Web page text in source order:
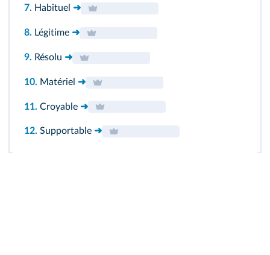
7. Habituel ➜
8. Légitime ➜
9. Résolu ➜
10. Matériel ➜
11. Croyable ➜
12. Supportable ➜